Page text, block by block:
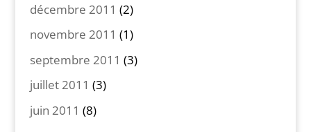
décembre 2011 (2)
novembre 2011 (1)
septembre 2011 (3)
juillet 2011 (3)
juin 2011 (8)